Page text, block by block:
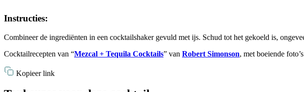
Instructies:
Combineer de ingrediënten in een cocktailshaker gevuld met ijs. Schud tot het gekoeld is,
Cocktailrecepten van “Mezcal + Tequila Cocktails” van Robert Simonson, met boeiende
Kopieer link